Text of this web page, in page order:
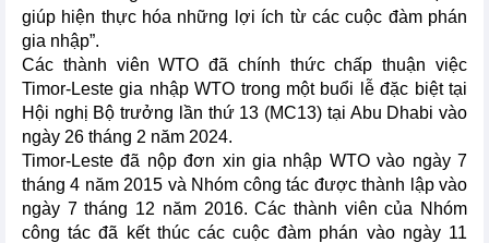
giúp hiện thực hóa những lợi ích từ các cuộc đàm phán
gia nhập”.
Các thành viên WTO đã chính thức chấp thuận việc
Timor-Leste gia nhập WTO trong một buổi lễ đặc biệt tại
Hội nghị Bộ trưởng lần thứ 13 (MC13) tại Abu Dhabi vào
ngày 26 tháng 2 năm 2024.
Timor-Leste đã nộp đơn xin gia nhập WTO vào ngày 7
tháng 4 năm 2015 và Nhóm công tác được thành lập vào
ngày 7 tháng 12 năm 2016. Các thành viên của Nhóm
công tác đã kết thúc các cuộc đàm phán vào ngày 11